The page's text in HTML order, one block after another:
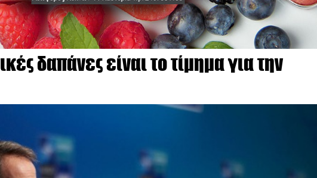
δαπάνες είναι το τίμημα για την